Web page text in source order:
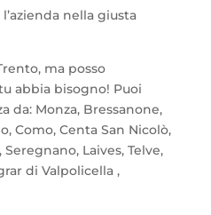
nella giusta
ma posso
abbia bisogno! Puoi
da: Monza, Bressanone,
Como, Centa San Nicolò,
Seregnano, Laives, Telve,
di Valpolicella ,